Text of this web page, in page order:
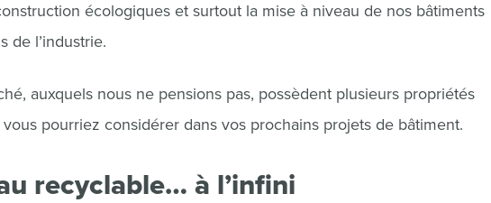
écologiques et surtout la mise à niveau de nos bâtiments
de l’industrie.
auxquels nous ne pensions pas, possèdent plusieurs propriétés
pourriez considérer dans vos prochains projets de bâtiment.
recyclable… à l’infini